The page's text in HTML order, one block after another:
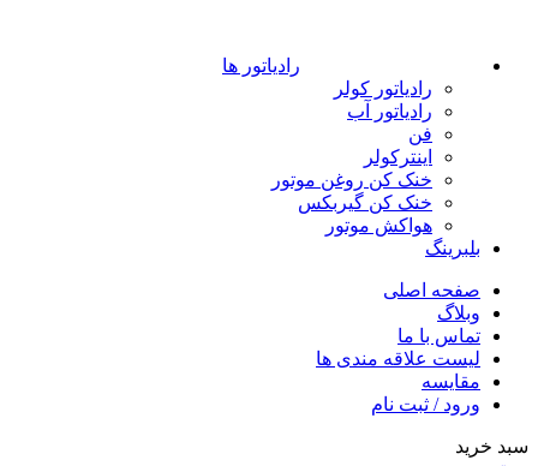
رادیاتور ها
رادیاتور کولر
رادیاتور آب
فن
اینترکولر
خنک کن روغن موتور
خنک کن گیربکس
هواکش موتور
بلبرینگ
صفحه اصلی
وبلاگ
تماس با ما
لیست علاقه مندی ها
مقایسه
ورود / ثبت نام
سبد خرید